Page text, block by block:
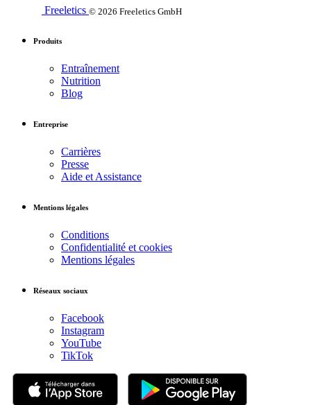
Freeletics © 2026 Freeletics GmbH
Produits
Entraînement
Nutrition
Blog
Entreprise
Carrières
Presse
Aide et Assistance
Mentions légales
Conditions
Confidentialité et cookies
Mentions légales
Réseaux sociaux
Facebook
Instagram
YouTube
TikTok